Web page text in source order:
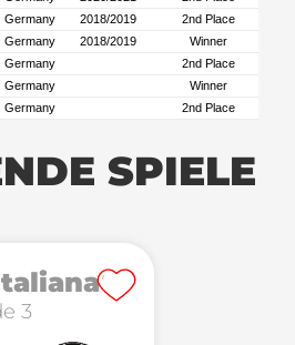
Germany 2018/2019
2nd Place
Germany 2018/2019
Winner
Germany
2nd Place
Germany
Winner
Germany 2nd Place
SPIELE
3